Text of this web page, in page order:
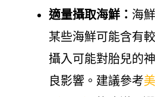
適量攝取海鮮： 海
某些海鮮可能含有
攝入可能對胎兒的
良影響。建議參考